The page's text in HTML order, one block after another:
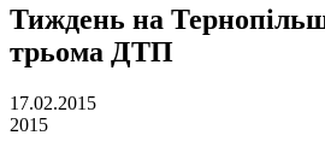
Тиждень на
трьома ДТП
17.02.2015
2015